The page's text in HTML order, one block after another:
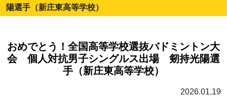
陽選手（新庄東高等学校）
おめでとう！全国高等学校選抜バドミントン大
会 個人対抗男子シングルス出場 剱持光陽選
手（新庄東高等学校）
2026.01.19